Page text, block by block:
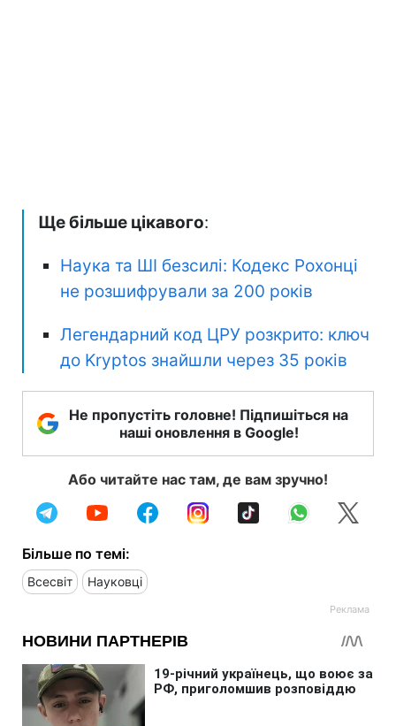
Ще більше цікавого:
Наука та ШІ безсилі: Кодекс Рохонці
не розшифрували за 200 років
Легендарний код ЦРУ розкрито: ключ
до Kryptos знайшли через 35 років
Не пропустіть головне! Підпишіться на
наші оновлення в Google!
Або читайте нас там, де вам зручно!
Більше по темі:
Всесвіт Науковці